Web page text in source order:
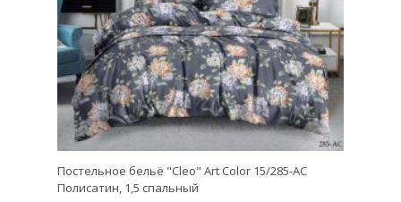
Постельное бельё "Cleo" Art Color 15/285-AC
Полисатин, 1,5 спальный